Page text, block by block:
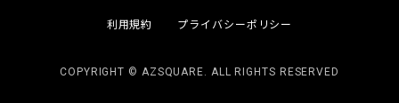
利用規約 プライバシーポリシー
COPYRIGHT © AZSQUARE. ALL RIGHTS RESERVED